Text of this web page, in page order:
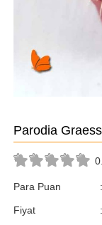
Parodia
Para Puan :
Fiyat :